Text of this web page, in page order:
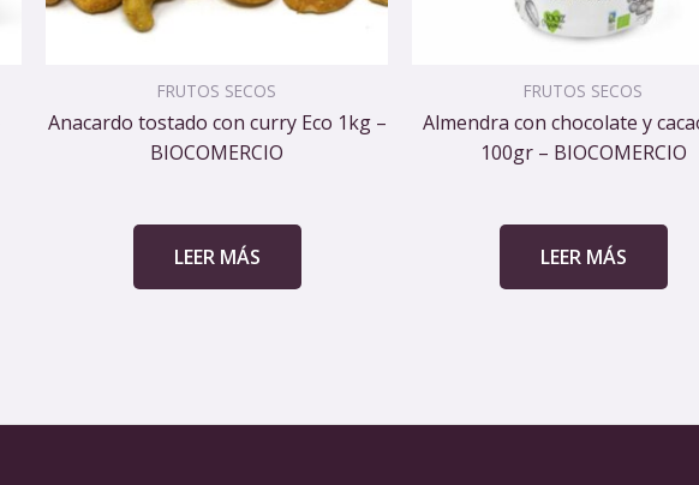
FRUTOS SECOS
Anacardo tostado con curry Eco 1kg –
BIOCOMERCIO
LEER MÁS
FRUTOS SECOS
Almendra con chocolate y
100gr – BIOCOMERCIO
LEER MÁS